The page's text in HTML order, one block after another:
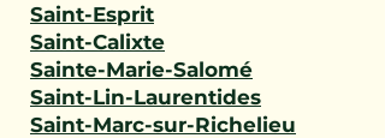
Saint-Esprit
Saint-Calixte
Sainte-Marie-Salomé
Saint-Lin-Laurentides
Saint-Marc-sur-Richelieu